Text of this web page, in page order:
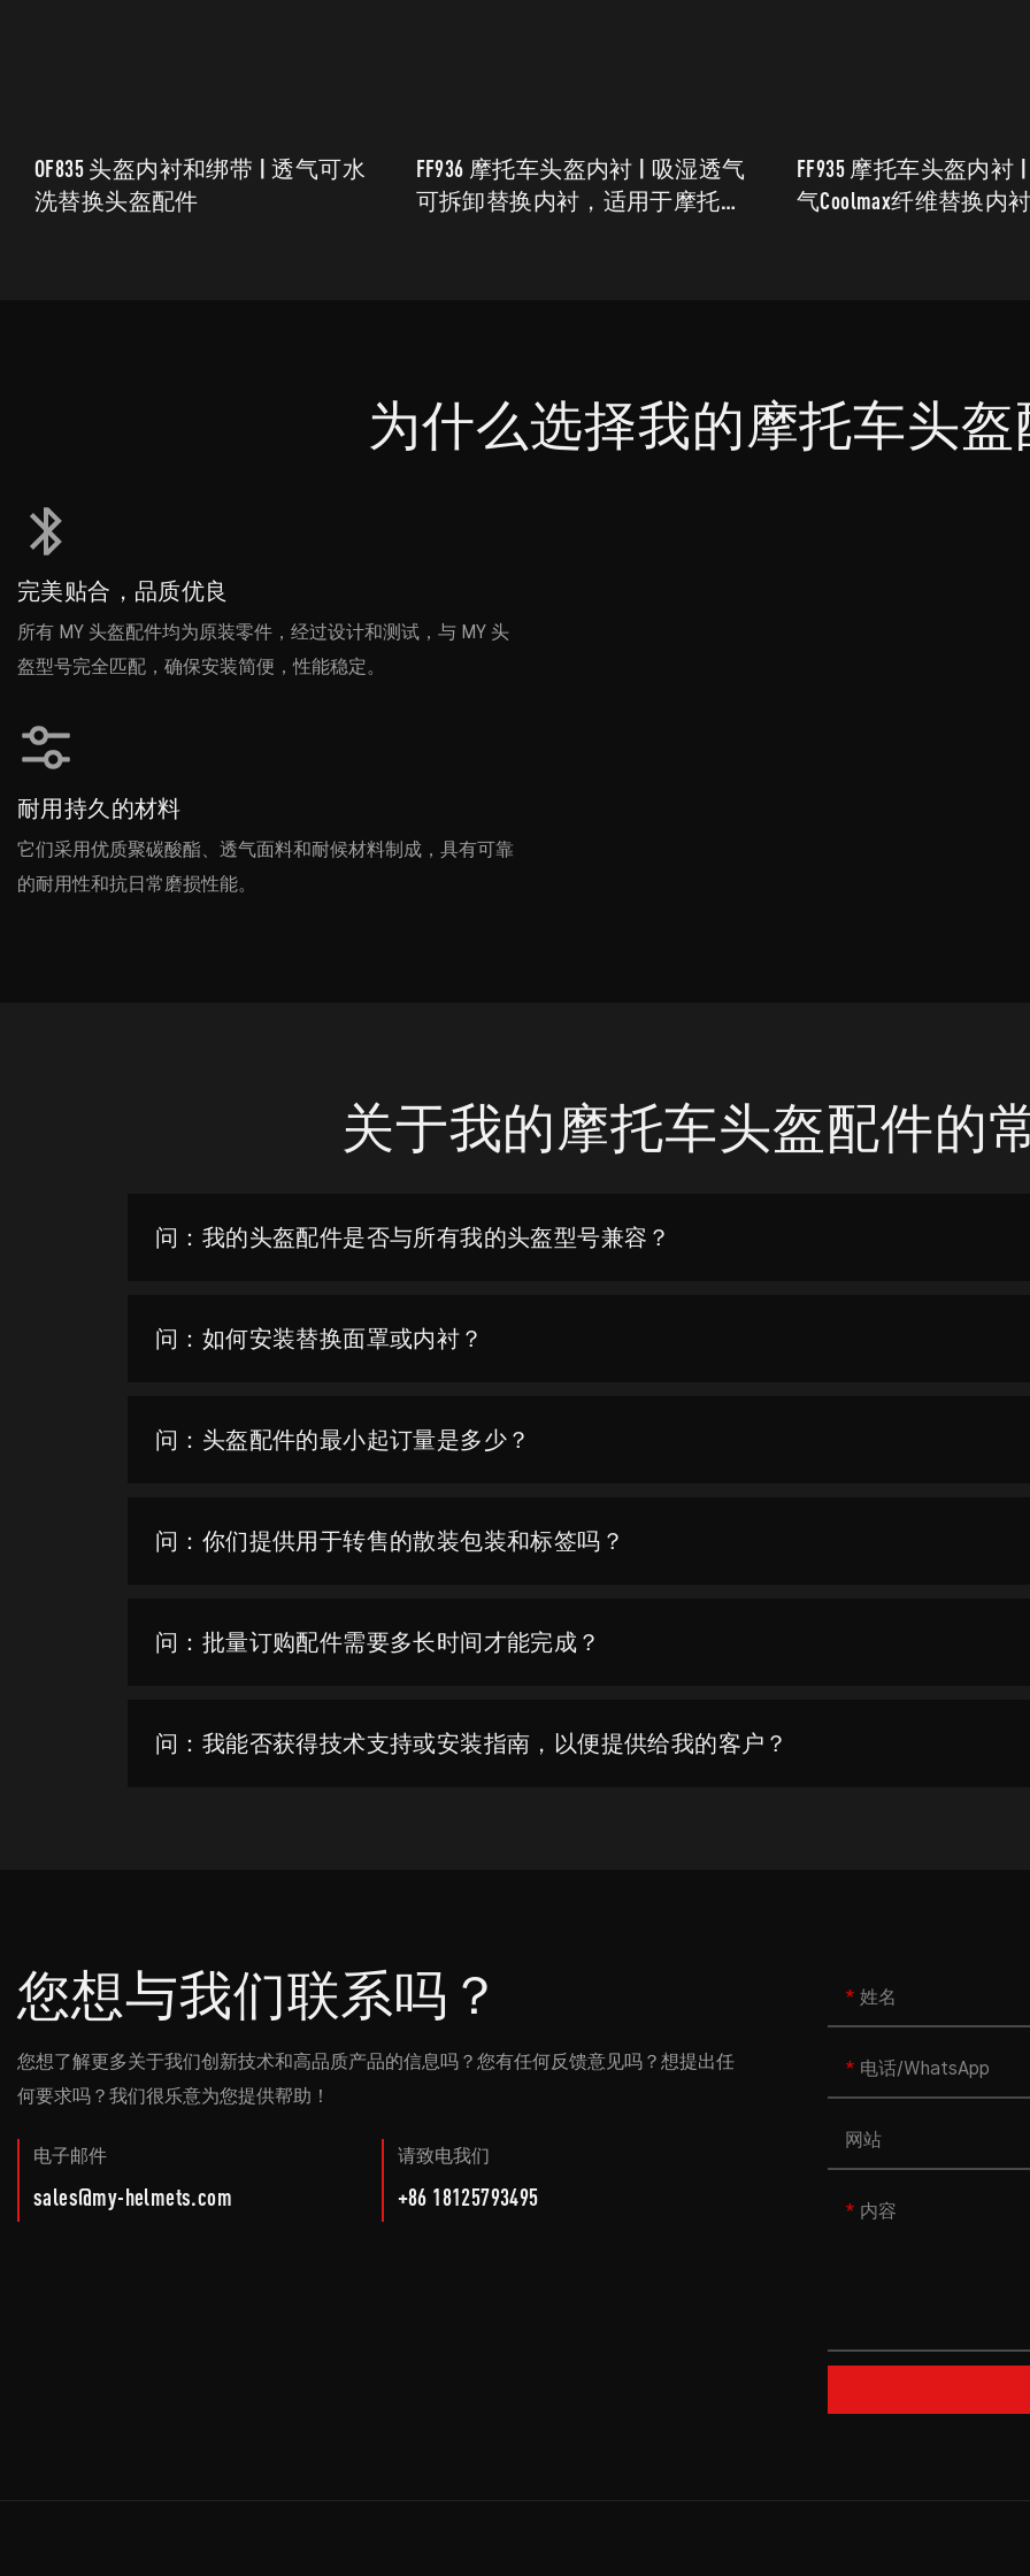
OF835 头盔内衬和绑带 | 透气可水
洗替换头盔配件
FF936 摩托车头盔内衬 | 吸湿透气
可拆卸替换内衬，适用于摩托车
FF935 摩托车头盔内衬
气Coolmax纤维替换内
为什么选择我的摩托车头
完美贴合，品质优良
所有 MY 头盔配件均为原装零件，经过设计和测试，与 MY 头
盔型号完全匹配，确保安装简便，性能稳定。
耐用持久的材料
它们采用优质聚碳酸酯、透气面料和耐候材料制成，具有可靠
的耐用性和抗日常磨损性能。
关于我的摩托车头盔配件的
问：我的头盔配件是否与所有我的头盔型号兼容？
问：如何安装替换面罩或内衬？
问：头盔配件的最小起订量是多少？
问：你们提供用于转售的散装包装和标签吗？
问：批量订购配件需要多长时间才能完成？
问：我能否获得技术支持或安装指南，以便提供给我的客户？
您想与我们联系吗？
您想了解更多关于我们创新技术和高品质产品的信息吗？您有任何反馈意见吗？想提出任
何要求吗？我们很乐意为您提供帮助！
电子邮件
sales@my-helmets.com
请致电我们
+86 18125793495
姓名
电话/WhatsApp
网站
内容